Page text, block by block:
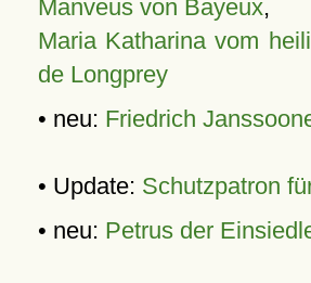
Manveus von Bayeux,
Maria Katharina vom
de Longprey
• neu: Friedrich
• Update: Schutzpatron
• neu: Petrus der